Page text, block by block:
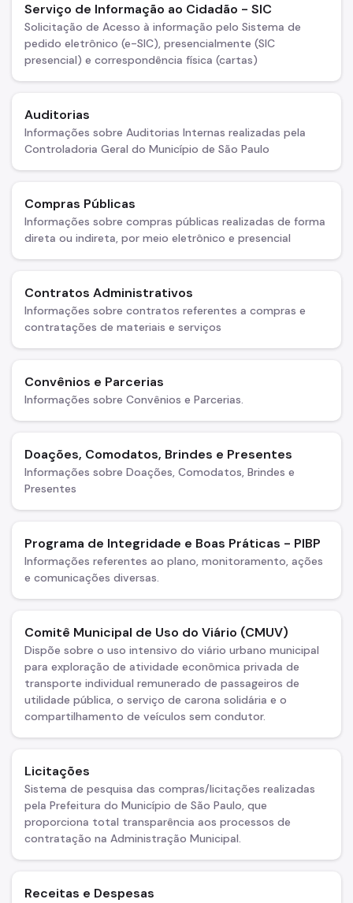
Itinerários do Ônibus
DAMSP - Departamento de Transportes Públicos (DTP)
Formulários DTP
Certidão de Diretrizes
Licitações
Notificações e Multas
Acompanhe seu processo
Indicação de condutor
Trocar Notificação por Advertência
FMDT
Saiba como é
Carga Frete
Defesa da Autuação (CDA)
Junta Administrativa (JARI)
Motofrete
Transporte Escolar Privado
Transporte Escolar Gratuito - TEG
Transporte de passageiros por motocicleta
COMFROTA-SP
Como se defender
Seu veículo foi guinchado
Serviço de Informação ao Cidadão - SIC
Solicitação de Acesso à informação pelo Sistema de
pedido eletrônico (e-SIC), presencialmente (SIC
presencial) e correspondência física (cartas)
Auditorias
Informações sobre Auditorias Internas realizadas pela
Controladoria Geral do Município de São Paulo
Compras Públicas
Informações sobre compras públicas realizadas de forma
direta ou indireta, por meio eletrônico e presencial
Contratos Administrativos
Informações sobre contratos referentes a compras e
contratações de materiais e serviços
Convênios e Parcerias
Informações sobre Convênios e Parcerias.
Doações, Comodatos, Brindes e Presentes
Informações sobre Doações, Comodatos, Brindes e
Presentes
Programa de Integridade e Boas Práticas - PIBP
Informações referentes ao plano, monitoramento, ações
e comunicações diversas.
Comitê Municipal de Uso do Viário (CMUV)
Dispõe sobre o uso intensivo do viário urbano municipal
para exploração de atividade econômica privada de
transporte individual remunerado de passageiros de
utilidade pública, o serviço de carona solidária e o
compartilhamento de veículos sem condutor.
Licitações
Sistema de pesquisa das compras/licitações realizadas
pela Prefeitura do Município de São Paulo, que
proporciona total transparência aos processos de
contratação na Administração Municipal.
Receitas e Despesas